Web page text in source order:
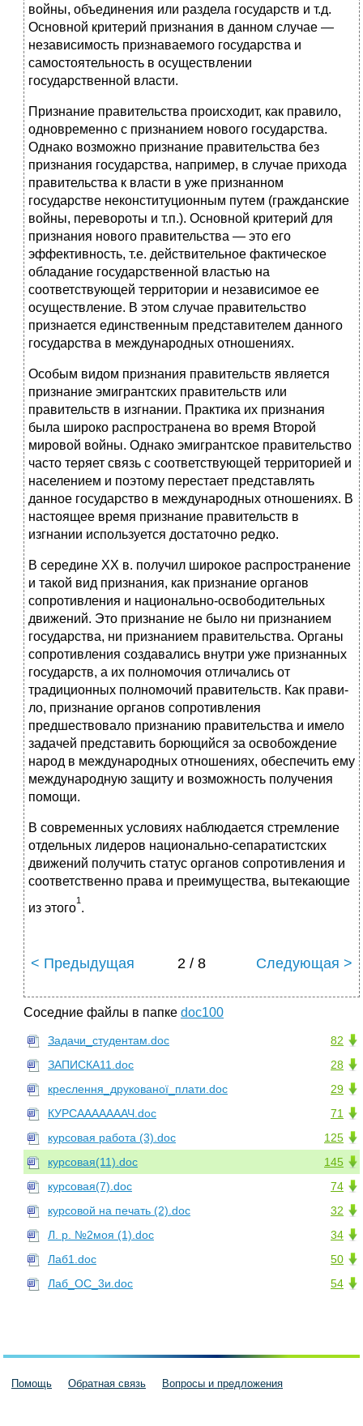
войны, объединения или раздела государств и т.д.
Основной критерий признания в данном случае —
независимость признаваемого государства и
самостоятельность в осуществлении
государственной власти.
Признание правительства происходит, как правило,
одновремен­но с признанием нового государства.
Однако возможно признание правительства без
признания государства, например, в случае прихо­да
правительства к власти в уже признанном
государстве неконсти­туционным путем (гражданские
войны, перевороты и т.п.). Основной критерий для
признания нового правительства — это его
эффектив­ность, т.е. действительное фактическое
обладание государственной властью на
соответствующей территории и независимое ее
осущест­вление. В этом случае правительство
признается единственным пред­ставителем данного
государства в международных отношениях.
Особым видом признания правительств является
признание эми­грантских правительств или
правительств в изгнании. Практика их признания
была широко распространена во время Второй
мировой войны. Однако эмигрантское правительство
часто теряет связь с соответствующей территорией и
населением и поэтому перестает представлять
данное государство в международных отношениях. В
настоящее время признание правительств в
изгнании используется достаточно редко.
В середине XX в. получил широкое распространение
и такой вид признания, как признание органов
сопротивления и национально-ос­вободительных
движений. Это признание не было ни признанием
государства, ни признанием правительства. Органы
сопротивления создавались внутри уже признанных
государств, а их полномочия отличались от
традиционных полномочий правительств. Как прави­
ло, признание органов сопротивления
предшествовало признанию правительства и имело
задачей представить борющийся за освобож­дение
народ в международных отношениях, обеспечить ему
между­народную защиту и возможность получения
помощи.
В современных условиях наблюдается стремление
отдельных ли­деров национально-сепаратистских
движений получить статус орга­нов сопротивления и
соответственно права и преимущества, выте­кающие
из этого
1
.
< Предыдущая 2 / 8 Следующая >
Соседние файлы в папке doc100
82
Задачи_студентам.doc
28
ЗАПИСКА11.doc
29
креслення_друкованої_плати.doc
71
КУРСАААААААЧ.doc
125
курсовая работа (3).doc
145
курсовая(11).doc
74
курсовая(7).doc
32
курсовой на печать (2).doc
34
Л. р. №2моя (1).doc
50
Лаб1.doc
54
Лаб_ОС_3и.doc
Помощь Обратная связь Вопросы и предложения